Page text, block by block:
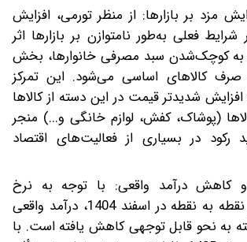
مزد بر بازارها: از منظر تورمی، افزایش
فعلی به‌طور نامتوازن بر بازارها اثر
به کوچک‌شدن سبد مصرفی خانوارها، بخش
صرف کالاهای اساسی می‌شود. این تمرکز
شدیدتر قیمت در این دسته از کالاها
(پوشاک، کفش، لوازم خانگی و...) منجر
در بسیاری از فعالیت‌های اقتصاد
و کاهش درآمد واقعی: با توجه به نرخ
71.8‌درصدی تورم نقطه به نقطه در اسفند 1404، درآمد واقعی
به نحو قابل توجهی کاهش یافته است. با